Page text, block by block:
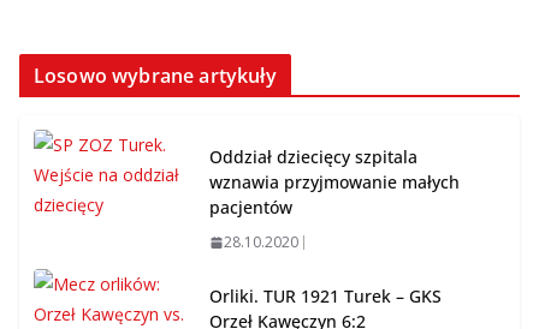
Losowo wybrane artykuły
Oddział dziecięcy szpitala
wznawia przyjmowanie małych
pacjentów
28.10.2020
Orliki. TUR 1921 Turek – GKS
Orzeł Kawęczyn 6:2